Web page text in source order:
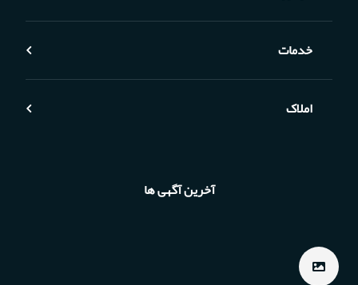
خدمات
املاک
آخرین آگهی ها